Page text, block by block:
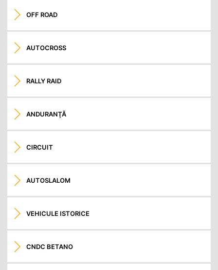
OFF ROAD
AUTOCROSS
RALLY RAID
ANDURANŢĂ
CIRCUIT
AUTOSLALOM
VEHICULE ISTORICE
CNDC BETANO